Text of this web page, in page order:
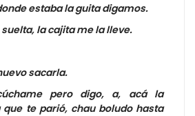
estaba la guita digamos.
la cajita me la lleve.
sacarla.
pero digo, a, acá la
te parió, chau boludo hasta